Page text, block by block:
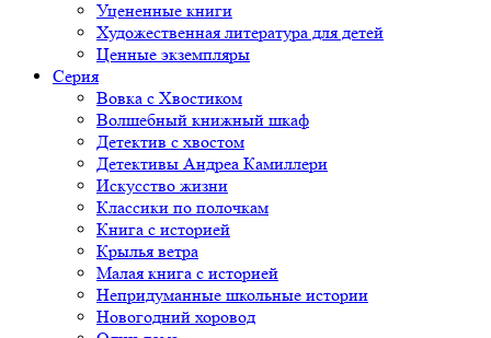
Уцененные книги
Художественная литература для детей
Ценные экземпляры
Серия
Вовка с Хвостиком
Волшебный книжный шкаф
Детектив с хвостом
Детективы Андреа Камиллери
Искусство жизни
Классики по полочкам
Книга с историей
Крылья ветра
Малая книга с историей
Непридуманные школьные истории
Новогодний хоровод